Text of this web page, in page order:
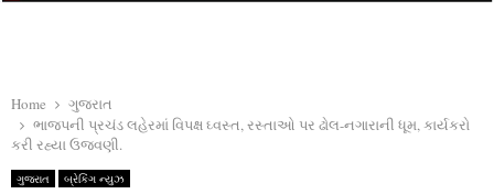
Home
ગુજરાત
ભાજપની પ્રચંડ લહેરમાં વિપક્ષ ઘ્વસ્ત, રસ્તાઓ પર ઢોલ-નગારાની ધૂમ, કાર્યકરો
કરી રહ્યા ઉજવણી.
ગુજરાત બ્રેકિંગ ન્યુઝ